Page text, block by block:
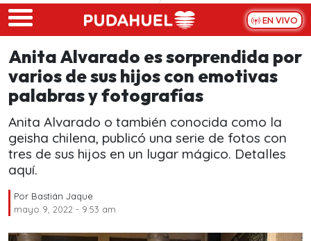
Skip to main content
EN VIVO
Anita Alvarado es sorprendida por
varios de sus hijos con emotivas
palabras y fotografías
Anita Alvarado o también conocida como la
geisha chilena, publicó una serie de fotos con
tres de sus hijos en un lugar mágico. Detalles
aquí.
Por Bastián Jaque
mayo 9, 2022 - 9:53 am